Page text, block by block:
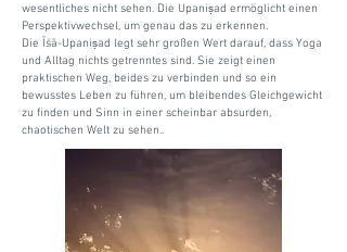
wesentliches nicht sehen. Die Upaniṣad ermöglicht einen
Perspektivwechsel, um genau das zu erkennen.
Die Īśā-Upaniṣad legt sehr großen Wert darauf, dass Yoga
und Alltag nichts getrenntes sind. Sie zeigt einen
praktischen Weg, beides zu verbinden und so ein
bewusstes Leben zu führen, um bleibendes Gleichgewicht
zu finden und Sinn in einer scheinbar absurden,
chaotischen Welt zu sehen..